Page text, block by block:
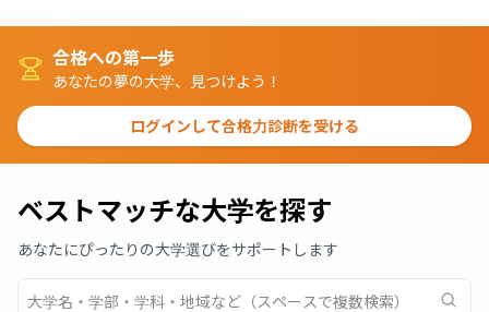
合格への第一歩
あなたの夢の大学、見つけよう！
ログインして合格力診断を受ける
ベストマッチな大学を探す
あなたにぴったりの大学選びをサポートします